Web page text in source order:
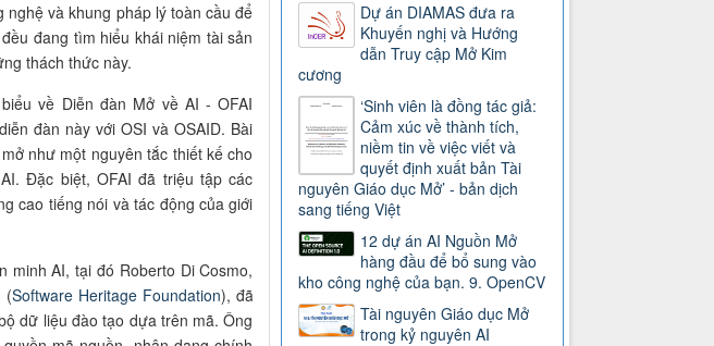
và khung pháp lý toàn cầu để
đang tìm hiểu khái niệm tài sản
thách thức này.
về Diễn đàn Mở về AI - OFAI
đàn này với OSI và OSAID. Bài
như một nguyên tắc thiết kế cho
Đặc biệt, OFAI đã triệu tập các
cao tiếng nói và tác động của giới
minh AI, tại đó Roberto Di Cosmo,
(Software Heritage Foundation), đã
dữ liệu đào tạo dựa trên mã. Ông
Dự án DIAMAS đưa ra
Khuyến nghị và Hướng
dẫn Truy cập Mở Kim
cương
‘Sinh viên là đồng tác giả:
Cảm xúc về thành tích,
niềm tin về việc viết và
quyết định xuất bản Tài
nguyên Giáo dục Mở’ - bản dịch
sang tiếng Việt
12 dự án AI Nguồn Mở
hàng đầu để bổ sung vào
kho công nghệ của bạn. 9. OpenCV
Tài nguyên Giáo dục Mở
trong kỷ nguyên AI